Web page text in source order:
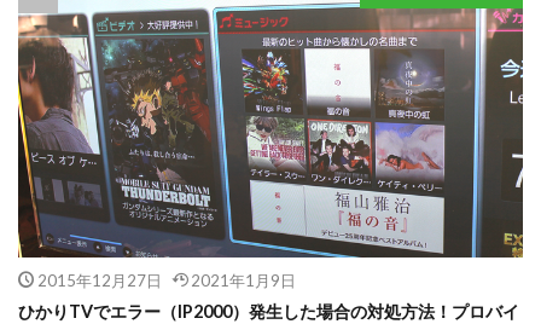
2015年12月27日 2021年1月9日
ひかりTVでエラー（IP2000）発生した場合の対処方法！プロバイ